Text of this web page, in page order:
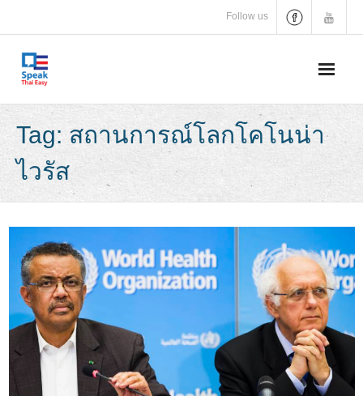
content
Follow us
Tag: สถานการณ์โลกโคโนน่า
ไวรัส